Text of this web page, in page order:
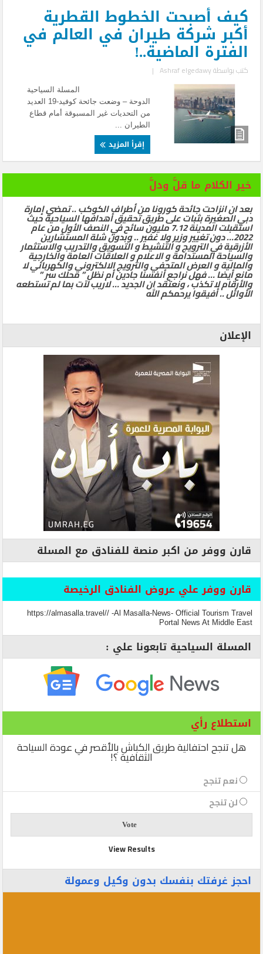
كيف أصبحت الخطوط القطرية
أكبر شركة طيران في العالم في
الفترة الماضية..!
كتب بواسطةAshraf elgedawy
|
المسلة السياحية
الدوحة – وضعت جائحة كوفيد-19 العديد
من التحديات غير المسبوقة أمام قطاع
الطيران ...
إقرأ المزيد
خير الكلام ما قلَّ ودلَّ
بعد ان انزاحت جائحة كورونا من أطراف الكوكب .. تمضي إمارة
دبي الصغيرة بثبات على طريق تحقيق أهدافها السياحية حيث
استقبلت المدينة 7.12 مليون سائح في النصف الأول من عام
2022… دون تغيير وزير ولا غفير .. وبدون شلة المستشارين
الأزرقية في الترويج و التنشيط و التسويق والتدريب والاستثمار
والسياحة المستدامة و الاعلام و العلاقات العامة والخارجية
والمالية و العرض المتحفي والترويج الالكتروني والكهربائي لا
مانع أيضا … فهل نراجع أنفسنا جادين أم نظل ” محلك سر ”
والأرقام لا تكذب ، ونعتقد ان الجديد … لاريب لآت بما لم تستطعه
الأوائل .. أفيقوا يرحمكم الله
الإعلان
قارن ووفر من اكبر منصة للفنادق مع المسلة
قارن ووفر علي عروض الفنادق الرخيصة
https://almasalla.travel// -Al Masalla-News- Official Tourism Travel
Portal News At Middle East
المسلة السياحية تابعونا علي :
استطلاع رأي
هل تنجح احتفالية طريق الكباش بالأقصر في عودة السياحة
الثقافية ؟!
نعم تنجح
لن تنجح
View Results
احجز غرفتك بنفسك بدون وكيل وعمولة